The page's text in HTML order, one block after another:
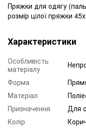
Пряжки для одягу
розмір цілої пряжки
Характеристики
Особливість
матеріалу
Форма
Матеріал
Призначення
Для
Колір